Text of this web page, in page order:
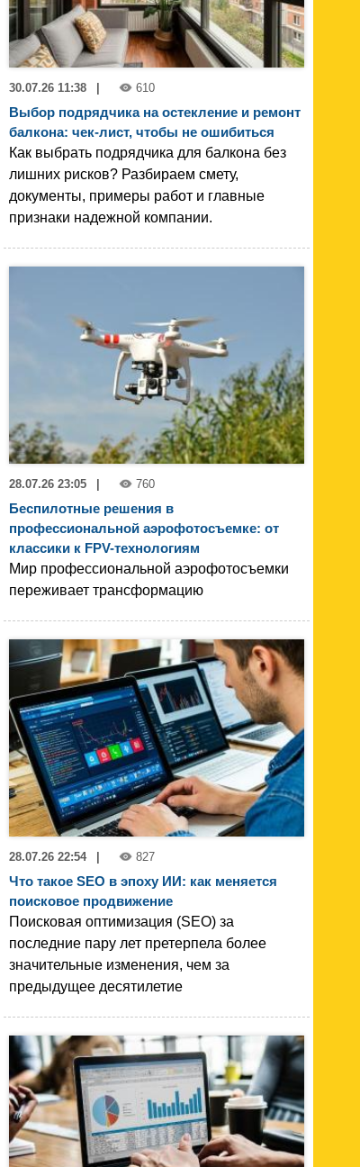
30.07.26 11:38 610
Выбор подрядчика на остекление и ремонт
балкона: чек-лист, чтобы не ошибиться
Как выбрать подрядчика для балкона без
лишних рисков? Разбираем смету,
документы, примеры работ и главные
признаки надежной компании.
28.07.26 23:05 760
Беспилотные решения в
профессиональной аэрофотосъемке: от
классики к FPV-технологиям
Мир профессиональной аэрофотосъемки
переживает трансформацию
28.07.26 22:54 | 827
Что такое SEO в эпоху ИИ: как меняется
поисковое продвижение
Поисковая оптимизация (SEO) за
последние пару лет претерпела более
значительные изменения, чем за
предыдущее десятилетие